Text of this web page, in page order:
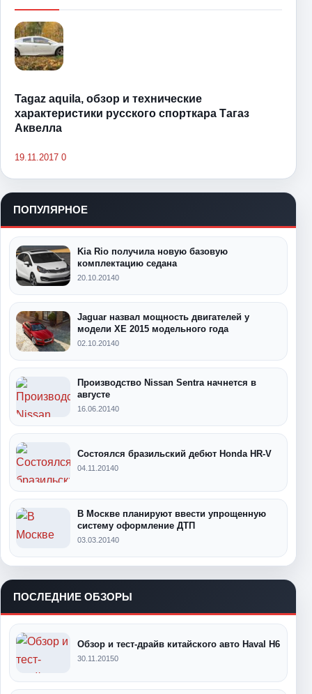
Tagaz aquila, обзор и технические
характеристики русского спорткара Тагаз
Аквелла
19.11.2017 0
ПОПУЛЯРНОЕ
Kia Rio получила новую базовую
комплектацию седана
20.10.20140
Jaguar назвал мощность двигателей у
модели XE 2015 модельного года
02.10.20140
Производство Nissan Sentra начнется в
августе
16.06.20140
Состоялся бразильский дебют Honda HR-V
04.11.20140
В Москве планируют ввести упрощенную
систему оформление ДТП
03.03.20140
ПОСЛЕДНИЕ ОБЗОРЫ
Обзор и тест-драйв китайского авто Haval H6
30.11.20150